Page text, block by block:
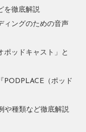
を徹底解説
ィングのための音声
ポッドキャスト」と
PODPLACE（ポッド
や種類など徹底解説